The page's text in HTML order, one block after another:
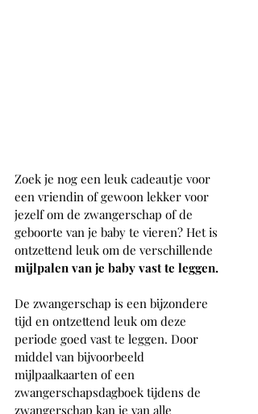
Zoek je nog een leuk cadeautje voor
een vriendin of gewoon lekker voor
jezelf om de zwangerschap of de
geboorte van je baby te vieren? Het is
ontzettend leuk om de verschillende
mijlpalen van je baby vast te leggen.
De zwangerschap is een bijzondere
tijd en ontzettend leuk om deze
periode goed vast te leggen. Door
middel van bijvoorbeeld
mijlpaalkaarten of een
zwangerschapsdagboek tijdens de
zwangerschap kan je van alle